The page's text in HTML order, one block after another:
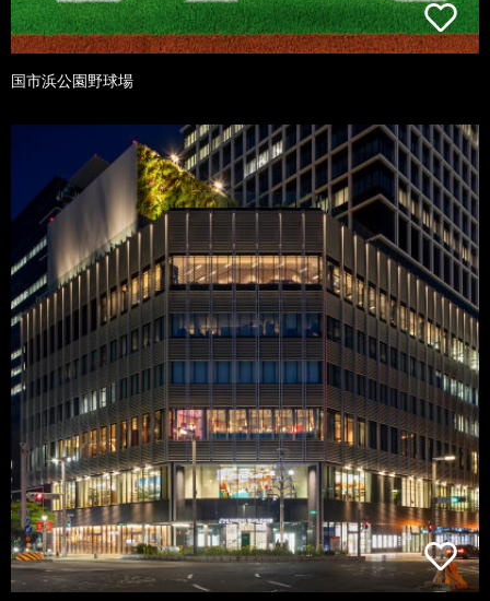
国市浜公園野球場